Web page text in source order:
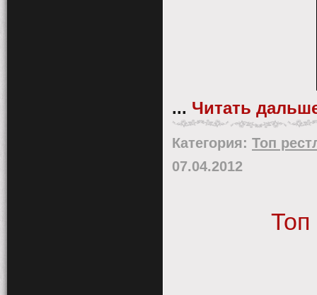
... Читать
Категория: Топ
07.04.2012
Топ